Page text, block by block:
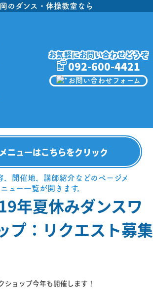
のダンス・体操教室なら
お気軽にお問い合わせどうぞ
092-600-4421
お問い合わせフォーム
メニューはこちらをクリック
、開催地、講師紹介などのページメ
ニュー一覧が開きます。
年夏休みダンスワ
プ：リクエスト募集
ショップ今年も開催します！